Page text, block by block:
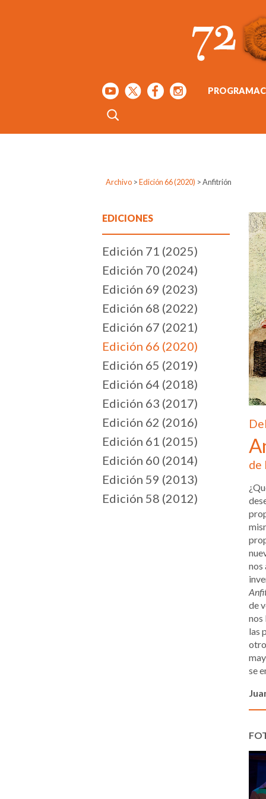
Archivo > Edición 66 (2020) >Anfitrión
EDICIONES
Edición 71 (2025)
Edición 70 (2024)
Edición 69 (2023)
Edición 68 (2022)
Edición 67 (2021)
Edición 66 (2020)
Edición 65 (2019)
Edición 64 (2018)
Edición 63 (2017)
Edición 62 (2016)
Edición 61 (2015)
Edición 60 (2014)
Edición 59 (2013)
Edición 58 (2012)
de
nos
de
nos
las
se